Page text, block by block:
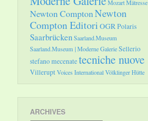
MozartMätresse
Newton ComptonNewton
Compton Editori OGRPolaris
SaarbrückenSaarland.Museum
Saarland.Museum | Moderne GalerieSellerio
stefano mecenatetecniche nuove
VilleruptVoices InternationalVölklinger Hütte
ARCHIVES